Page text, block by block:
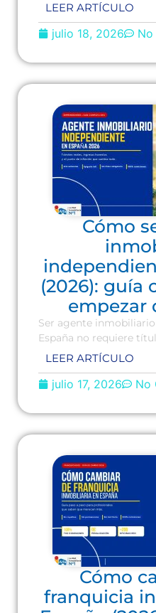
LEER ARTÍCULO
julio 18, 2026
Cómo
(2026): guía
empezar
Ser agente
España no requiere
LEER ARTÍCULO
julio 17, 2026 No
Cómo
franquicia